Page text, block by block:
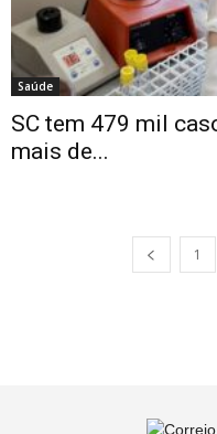
Saúde
SC tem 479 mil
mais de...
1